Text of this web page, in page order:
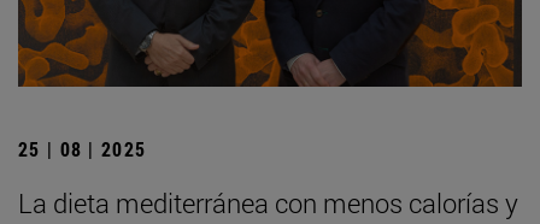
25 | 08 | 2025
La dieta mediterránea con menos calorías y